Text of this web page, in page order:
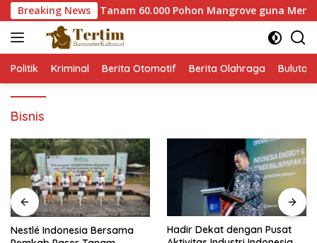
Langsung
ke
konten
Breaking News
Paser Tanam 60.000 Pohon Mangrove guna
Politik Kriminal Berita Otomotif Berita Olahraga
Bisnis
Hadir Dekat dengan Pusat
Keselamatan Kerja